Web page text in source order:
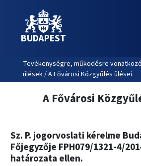
BUDAPEST
Tevékenységre, működésre
ülések / A Fővárosi Közgyűlés ülései
A Fővárosi
Sz. P. jogorvoslati kérelme
Főjegyzője FPH079/1321-4/
határozata ellen.